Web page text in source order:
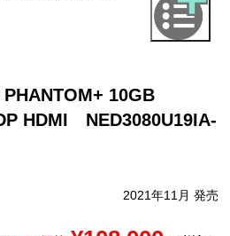
10GB
HDMI NED3080U19IA-
2021年11月 発売